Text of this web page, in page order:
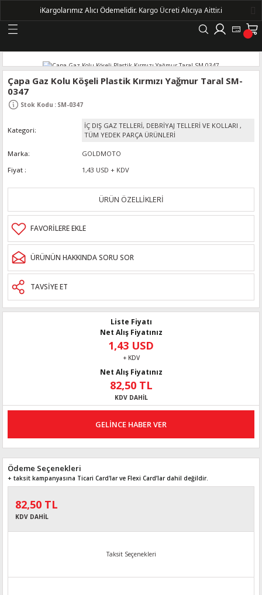
Geri Dön
Çapa Gaz Kolu Köşeli Plastik Kırmızı Yağmur Taral SM-
0347
Stok Kodu : SM-0347
Kategori
İÇ DIŞ GAZ TELLERİ, DEBRİYAJ TELLERİ VE KOLLARI ,
TÜM YEDEK PARÇA ÜRÜNLERİ
Marka
GOLDMOTO
Fiyat
1,43 USD + KDV
ÜRÜN ÖZELLİKLERİ
ÜRÜNÜN HAKKINDA SORU SOR
TAVSİYE ET
Liste Fiyatı
Net Alış Fiyatınız
1,43 USD
+ KDV
Net Alış Fiyatınız
82,50 TL
KDV DAHİL
GELİNCE HABER VER
Ödeme Seçenekleri
+ taksit kampanyasına Ticari Card'lar ve Flexi Card’lar dahil değildir.
82,50 TL
KDV DAHİL
Taksit Seçenekleri
ℹ️Kargolarımız Alıcı Ödemelidir. Kargo Ücreti Alıcıya Aittir.ℹ️